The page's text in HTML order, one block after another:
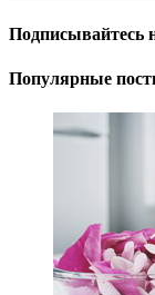
Подписывайтесь
Популярные